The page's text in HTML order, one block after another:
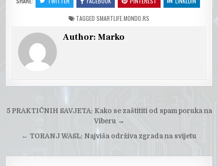
TAGGED SMARTLIFE.MONDO.RS
Author:Marko
Post
5 PRAKTIČNIH SAVJETA: Kako se zaštititi od spam poruka na
Viberu→
← TORANJ WASL: Najviša održiva zgrada na svijetu